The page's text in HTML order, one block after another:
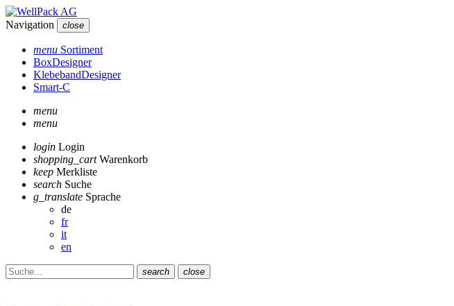
Navigation close
menu Sortiment
BoxDesigner
KlebebandDesigner
Smart-C
menu
menu
login Login
shopping_cart Warenkorb
keep Merkliste
search Suche
g_translate Sprache
de
fr
it
en
search close